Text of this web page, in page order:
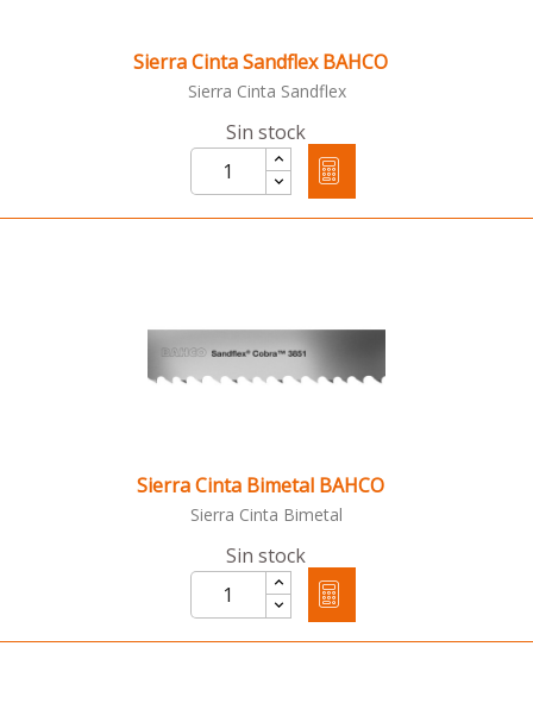
Sierra Cinta Sandflex BAHCO
Sierra Cinta Sandflex
Sin stock
Sierra Cinta Bimetal BAHCO
Sierra Cinta Bimetal
Sin stock